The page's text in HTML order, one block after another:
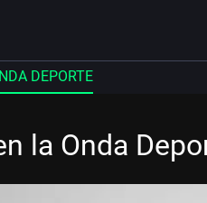
DEPORTE
la Onda